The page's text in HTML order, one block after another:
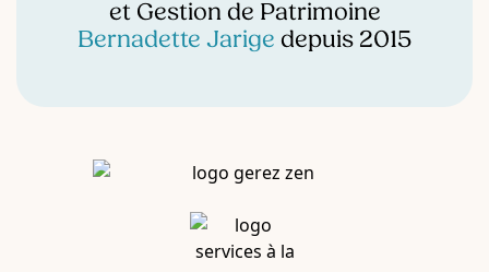
et Gestion de Patrimoine
Bernadette Jarige depuis 2015